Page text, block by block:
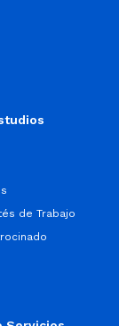
de Trabajo